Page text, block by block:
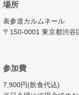
場所
表参道カルムネール
〒150-0001 東京都渋谷
参加費
7,900円(飲食代込)